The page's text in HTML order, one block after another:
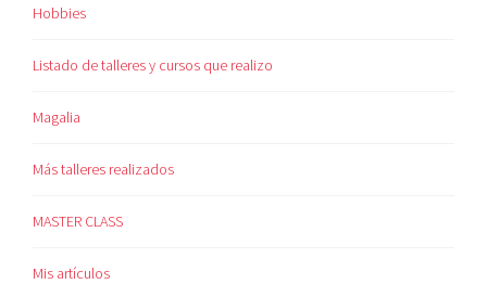
Hobbies
Listado de talleres y cursos que realizo
Magalia
Más talleres realizados
MASTER CLASS
Mis artículos